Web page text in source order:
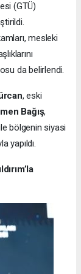
(GTÜ)
mesleki
da belirlendi.
, eski
Bağış,
bölgenin siyasi
yapıldı.